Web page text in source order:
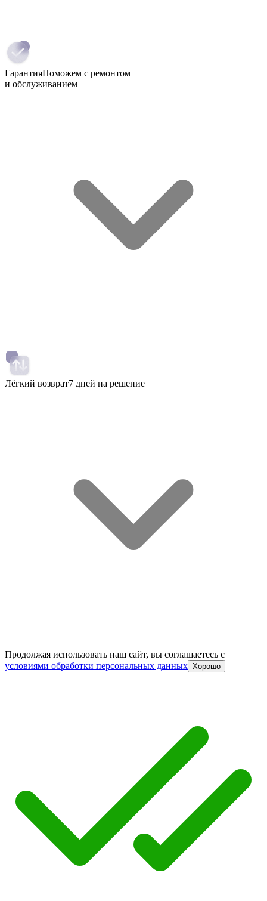
ГарантияПоможем с ремонтом
и обслуживанием
Лёгкий возврат7 дней на решение
Продолжая использовать наш сайт, вы соглашаетесь c
условиями обработки персональных данных Хорошо